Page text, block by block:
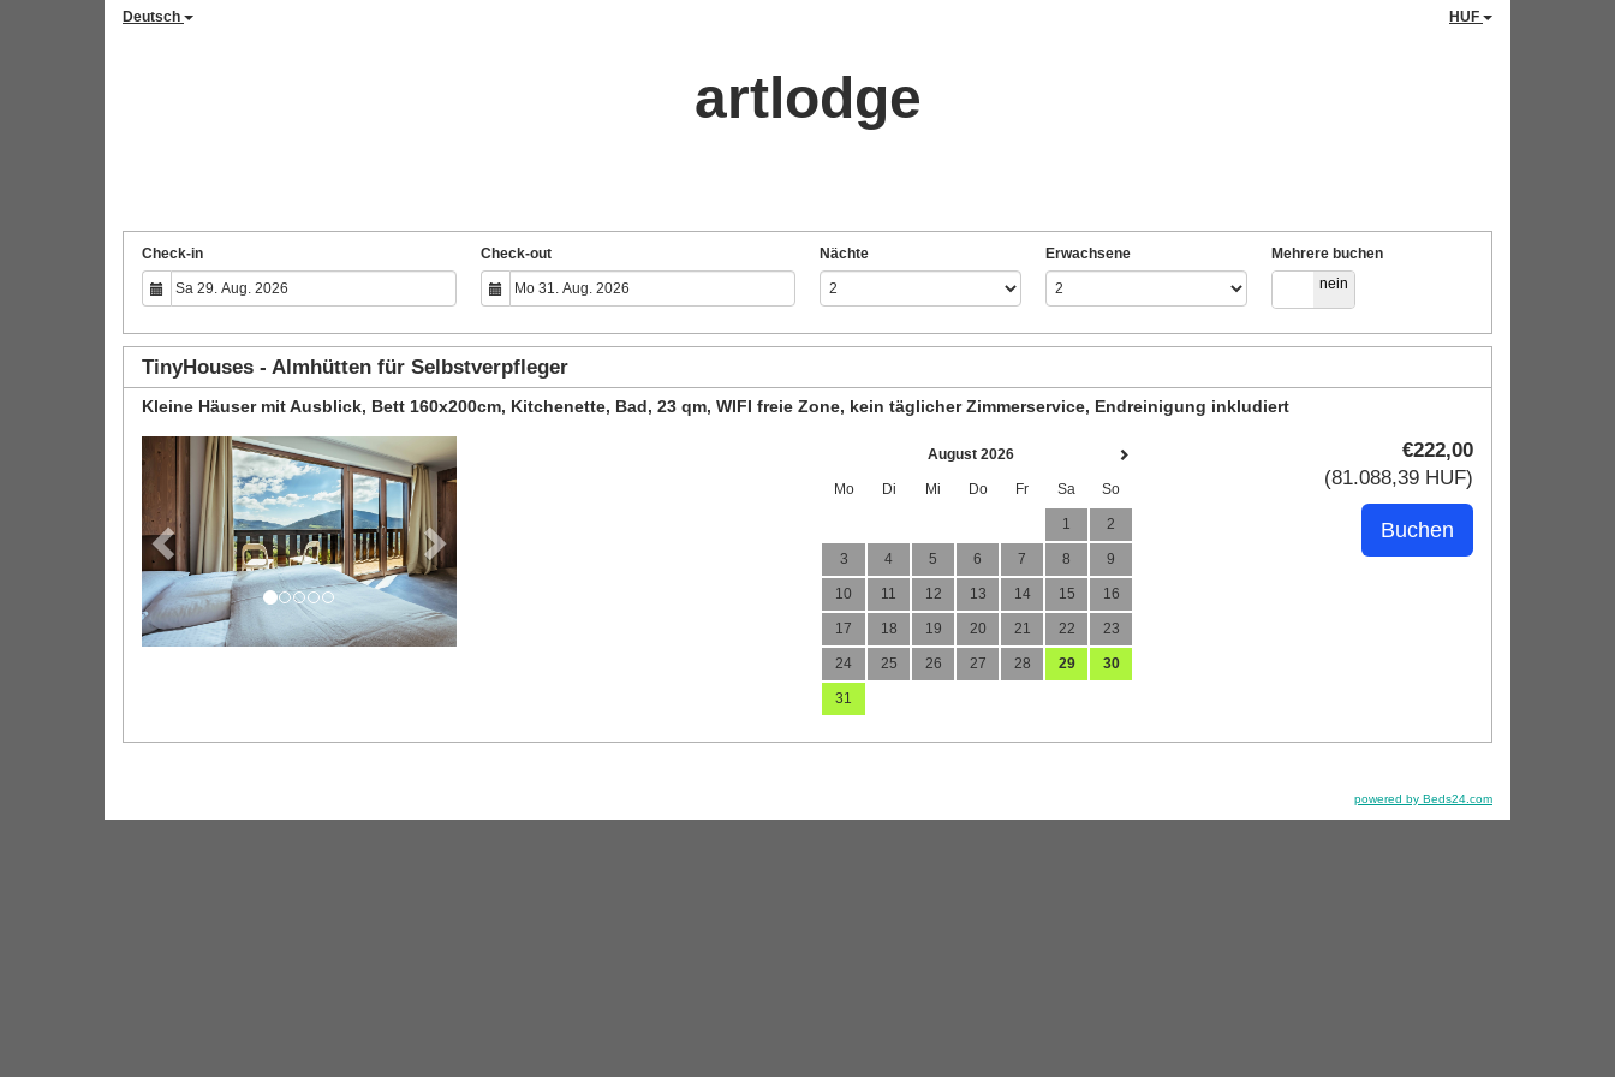
Deutsch HUF
artlodge
Check-in Check-out Nächte Erwachsene
Mehrere buchen
nein
TinyHouses - Almhütten für Selbstverpfleger
Kleine Häuser mit Ausblick, Bett 160x200cm, Kitchenette, Bad, 23 qm, WIFI freie Zone, kein täglicher Zimmerservice, Endreinigung inkludiert
Previous Next August 2026
Mo Di Mi Do Fr Sa So
1 2
3 4 5 6 7 8 9
10 11 12 13 14 15 16
17 18 19 20 21 22 23
24 25 26 27 28 29 30
31
€222,00
(81.088,39 HUF)
powered by Beds24.com